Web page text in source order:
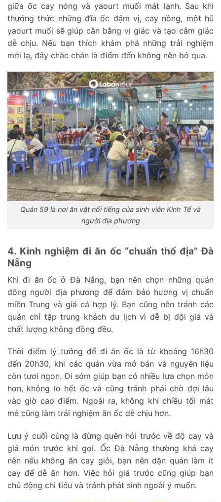
giữa ốc cay nóng và yaourt muối mát lạnh. Sau khi
thưởng thức những đĩa ốc đậm vị, cay nồng, một hũ
yaourt muối sẽ giúp cân bằng vị giác và tạo cảm giác
dễ chịu. Nếu bạn thích khám phá những trải nghiệm
mới lạ, đây chắc chắn là điểm đến không nên bỏ qua.
Quán 59 là nơi ăn vặt nổi tiếng của sinh viên Kinh Tế và
người địa phương
4. Kinh nghiệm đi ăn ốc “chuẩn thổ địa” Đà
Nẵng
Khi đi ăn ốc ở Đà Nẵng, bạn nên chọn những quán
đông người địa phương để đảm bảo hương vị chuẩn
miền Trung và giá cả hợp lý. Bạn cũng nên tránh các
quán chỉ tập trung khách du lịch vì dễ bị đội giá và
chất lượng không đồng đều.
Thời điểm lý tưởng để đi ăn ốc là từ khoảng 16h30
đến 20h30, khi các quán vừa mở bán và nguyên liệu
còn tươi ngon. Đi sớm giúp bạn có nhiều lựa chọn món
hơn, không lo hết ốc và cũng tránh phải chờ đợi lâu
vào giờ cao điểm. Ngoài ra, không khí chiều tối mát
mẻ cũng làm trải nghiệm ăn ốc dễ chịu hơn.
Lưu ý cuối cùng là đừng quên hỏi trước về độ cay và
giá món trước khi gọi. Ốc Đà Nẵng thường khá cay
nên nếu không ăn cay giỏi, bạn nên dặn quán làm ít
cay để dễ ăn hơn. Việc hỏi giá trước cũng giúp bạn
chủ động chi tiêu và tránh phát sinh ngoài ý muốn.